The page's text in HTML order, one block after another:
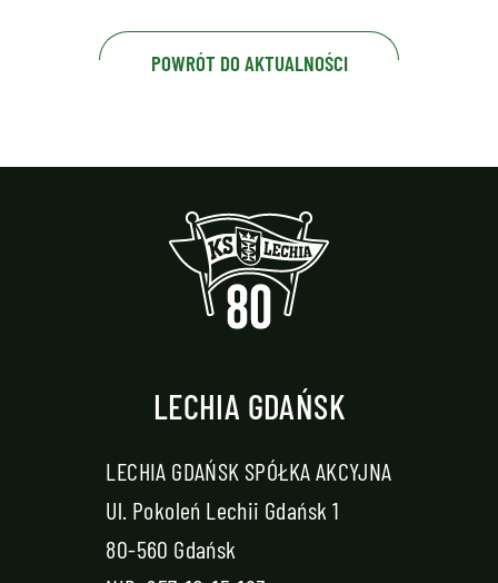
POWRÓT DO AKTUALNOŚCI
LECHIA GDAŃSK
LECHIA GDAŃSK SPÓŁKA AKCYJNA
Ul. Pokoleń Lechii Gdańsk 1
80-560 Gdańsk